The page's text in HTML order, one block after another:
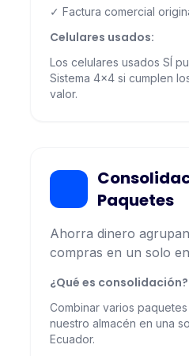
✓ Factura comercial
Celulares usados:
Los celulares usados SÍ
Sistema 4x4 si cumplen
valor.
Paquetes
Ahorra dinero
compras en un solo
¿Qué es consolidación?
Combinar varios
nuestro almacén en una
Ecuador.